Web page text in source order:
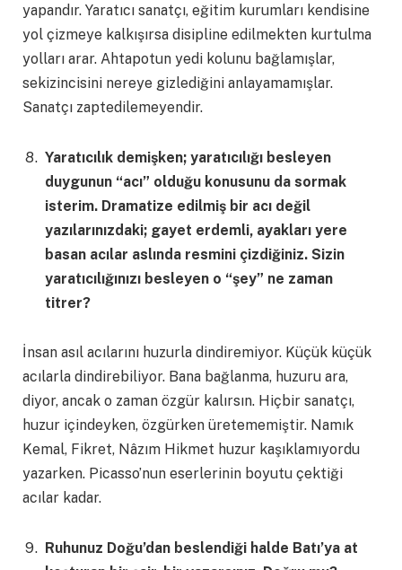
yapandır. Yaratıcı sanatçı, eğitim kurumları kendisine
yol çizmeye kalkışırsa disipline edilmekten kurtulma
yolları arar. Ahtapotun yedi kolunu bağlamışlar,
sekizincisini nereye gizlediğini anlayamamışlar.
Sanatçı zaptedilemeyendir.
Yaratıcılık demişken; yaratıcılığı besleyen
duygunun “acı” olduğu konusunu da sormak
isterim. Dramatize edilmiş bir acı değil
yazılarınızdaki; gayet erdemli, ayakları yere
basan acılar aslında resmini çizdiğiniz. Sizin
yaratıcılığınızı besleyen o “şey” ne zaman
titrer?
İnsan asıl acılarını huzurla dindiremiyor. Küçük küçük
acılarla dindirebiliyor. Bana bağlanma, huzuru ara,
diyor, ancak o zaman özgür kalırsın. Hiçbir sanatçı,
huzur içindeyken, özgürken üretememiştir. Namık
Kemal, Fikret, Nâzım Hikmet huzur kaşıklamıyordu
yazarken. Picasso’nun eserlerinin boyutu çektiği
acılar kadar.
Ruhunuz Doğu’dan beslendiği halde Batı’ya at